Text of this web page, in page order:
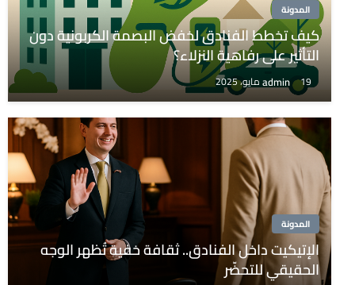
المدونة
كيف تخطط الفنادق لخفض البصمة الكربونية دون
التأثير على رفاهية النزلاء؟
admin 19 مايو، 2025
المدونة
الإتيكيت داخل الفنادق.. ثقافة خفية تُظهر الوجه
الحقيقي للتحضّر